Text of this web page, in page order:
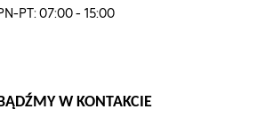
PT: 07:00 - 15:00
W KONTAKCIE